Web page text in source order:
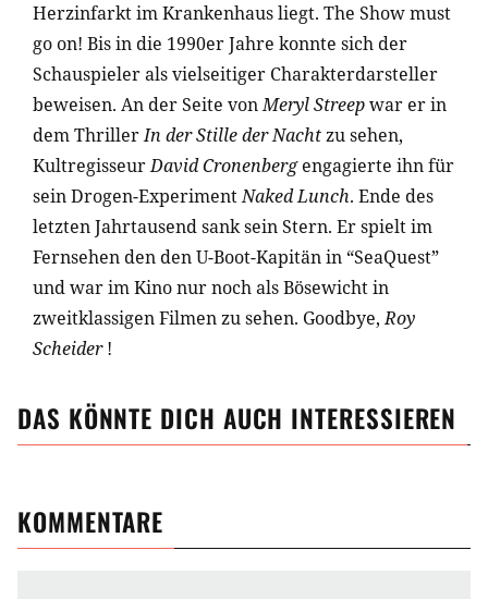
Herzinfarkt im Krankenhaus liegt. The Show must
go on! Bis in die 1990er Jahre konnte sich der
Schauspieler als vielseitiger Charakterdarsteller
beweisen. An der Seite vonMeryl Streepwar er in
dem ThrillerIn der Stille der Nachtzu sehen,
KultregisseurDavid Cronenbergengagierte ihn für
sein Drogen-ExperimentNaked Lunch. Ende des
letzten Jahrtausend sank sein Stern. Er spielt im
Fernsehen den den U-Boot-Kapitän in “SeaQuest”
und war im Kino nur noch als Bösewicht in
zweitklassigen Filmen zu sehen. Goodbye,Roy
Scheider!
DAS KÖNNTE DICH AUCH INTERESSIEREN
KOMMENTARE